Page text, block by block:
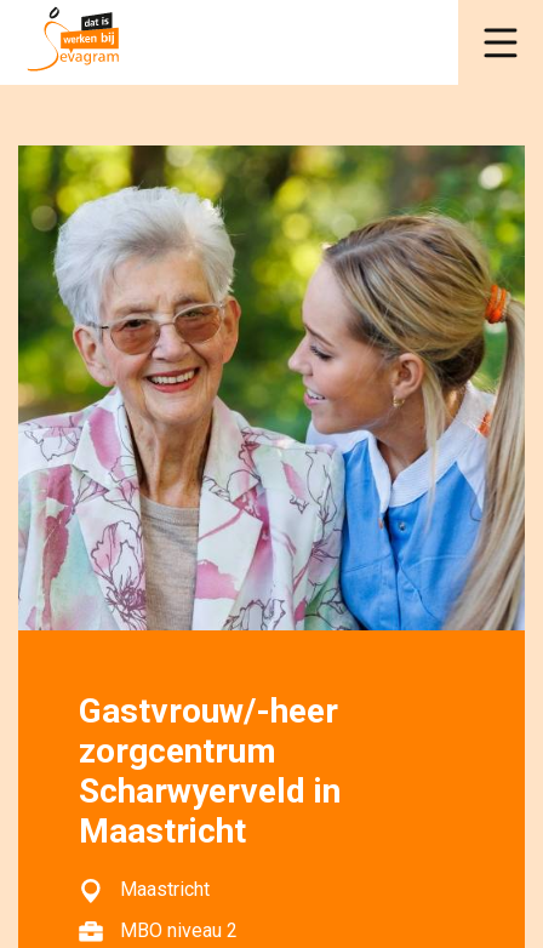
Gastvrouw/-heer
zorgcentrum
Scharwyerveld in
Maastricht
Maastricht
MBO niveau 2